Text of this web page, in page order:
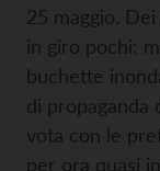
25 maggio.
in giro pochi:
buchette
di propaganda
vota con le
per ora quasi